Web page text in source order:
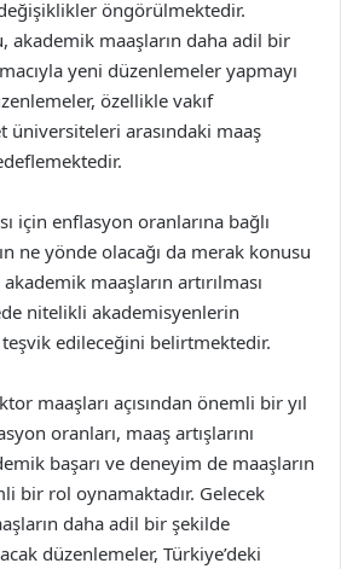
öngörülmektedir.
akademik maaşların daha adil bir
yeni düzenlemeler yapmayı
özellikle vakıf
üniversiteleri arasındaki maaş
için enflasyon oranlarına bağlı
ne yönde olacağı da merak konusu
maaşların artırılması
nitelikli akademisyenlerin
teşvik edileceğini belirtmektedir.
maaşları açısından önemli bir yıl
oranları, maaş artışlarını
başarı ve deneyim de maaşların
bir rol oynamaktadır. Gelecek
daha adil bir şekilde
düzenlemeler, Türkiye’deki